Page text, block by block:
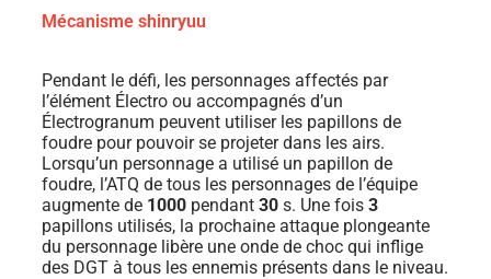
Mécanisme shinryuu
Pendant le défi, les personnages affectés par
l’élément Électro ou accompagnés d’un
Électrogranum peuvent utiliser les papillons de
foudre pour pouvoir se projeter dans les airs.
Lorsqu’un personnage a utilisé un papillon de
foudre, l’ATQ de tous les personnages de l’équipe
augmente de 1000 pendant 30 s. Une fois 3
papillons utilisés, la prochaine attaque plongeante
du personnage libère une onde de choc qui inflige
des DGT à tous les ennemis présents dans le niveau.